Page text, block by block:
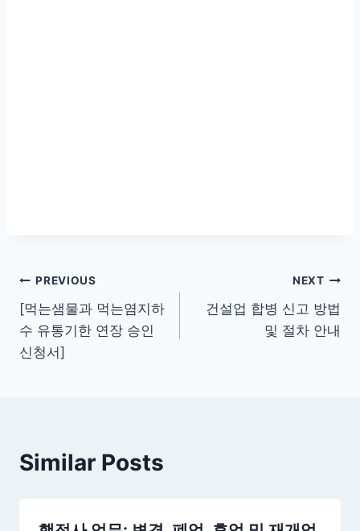
글
탐
색
PREVIOUS
[먹는샘물과 먹는염지하
수 유통기한 연장 승인
신청서]
NEXT
건설업 합병 신고 방법
및 절차 안내
Similar Posts